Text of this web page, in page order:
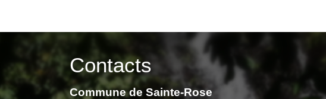
Contacts
Commune de Sainte-Rose